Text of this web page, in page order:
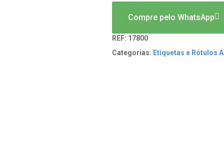
Compre pelo WhatsApp
REF: 17800
Categorias: Etiquetas e Rótulos